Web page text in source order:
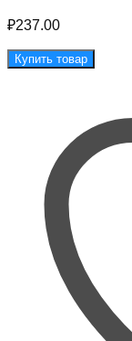
₽237.00
Купить товар